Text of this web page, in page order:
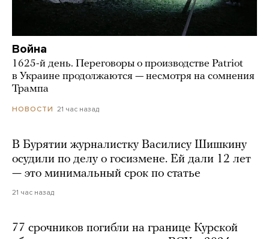
Война
1625-й день. Переговоры о производстве Patriot
в Украине продолжаются — несмотря на сомнения
Трампа
НОВОСТИ 21 час назад
В Бурятии журналистку Василису Шишкину
осудили по делу о госизмене. Ей дали 12 лет
— это минимальный срок по статье
21 час назад
77 срочников погибли на границе Курской